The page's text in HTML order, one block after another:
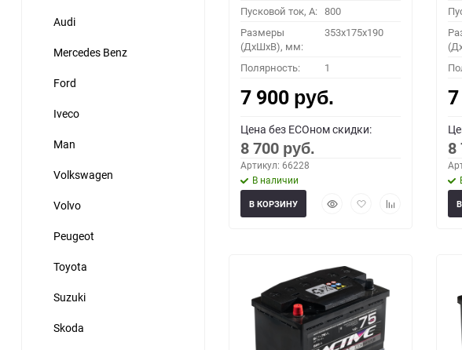
Audi
Mercedes Benz
Ford
Iveco
Man
Volkswagen
Volvo
Peugeot
Toyota
Suzuki
Skoda
Пусковой ток, A: 800
Размеры
(ДхШхВ), мм:
353x175x190
Полярность: 1
7 900 руб.
Цена без ECOном скидки:
8 700 руб.
Артикул: 66228
В наличии
БыстрыйДобавитьДобавить
В КОРЗИНУ
8